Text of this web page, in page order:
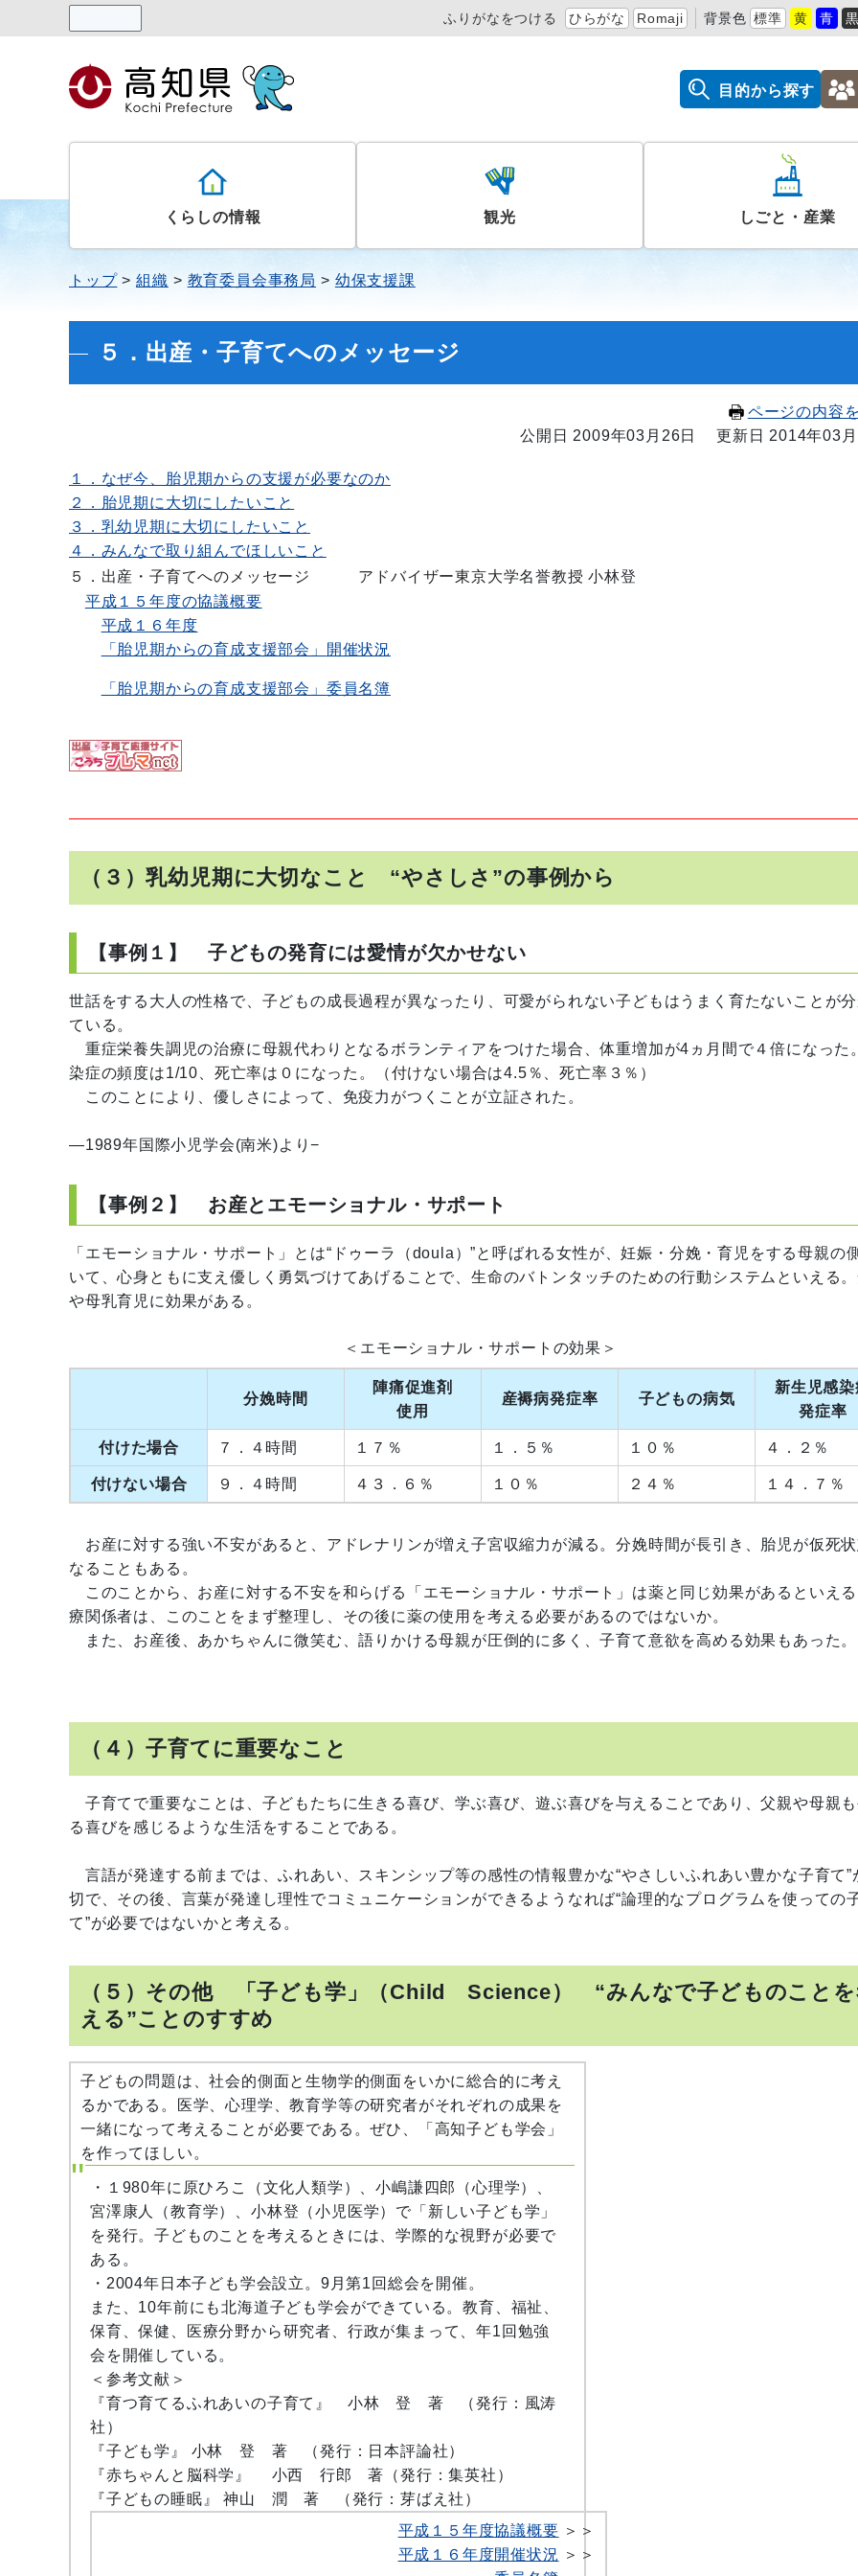
ふりがなをつける ひらがな Romaji 背景色 標準 黄 青 黒
目的から探す
くらしの情報 観光 しごと・産業
トップ 組織 教育委員会事務局 幼保支援課
５．出産・子育てへのメッセージ
ページの内容
公開日 2009年03月26日
更新日 2014年03月
１．なぜ今、胎児期からの支援が必要なのか
２．胎児期に大切にしたいこと
３．乳幼児期に大切にしたいこと
４．みんなで取り組んでほしいこと
５．出産・子育てへのメッセージ アドバイザー東京大学名誉教授 小林登
平成１５年度の協議概要
平成１６年度
「胎児期からの育成支援部会」
開催状況
「胎児期からの育成支援部会」 委員名簿
（３）乳幼児期に大切なこと “やさしさ”の事例から
【事例１】 子どもの発育には愛情が欠かせない
世話をする大人の性格で、子どもの成長過程が異なったり、可愛がられない子どもはうまく育たないことが分
ている。
重症栄養失調児の治療に母親代わりとなるボランティアをつけた場合、体重増加が4ヵ月間で４倍になった
染症の頻度は1/10、死亡率は０になった。（付けない場合は4.5％、死亡率３％）
このことにより、優しさによって、免疫力がつくことが立証された。
―1989年国際小児学会(南米)より−
【事例２】 お産とエモーショナル・サポート
「エモーショナル・サポート」とは“ドゥーラ（doula）”と呼ばれる女性が、妊娠・分娩・育児をする母親の
いて、心身ともに支え優しく勇気づけてあげることで、生命のバトンタッチのための行動システムといえる
や母乳育児に効果がある。
＜エモーショナル・サポートの効果＞
分娩時間
陣痛促進剤
使用
産褥病発症率 子どもの病気
新生児感染
発症率
付けた場合 ７．４時間 １７％ １．５％ １０％ ４．２％
付けない場合 ９．４時間 ４３．６％ １０％ ２４％ １４．７％
お産に対する強い不安があると、アドレナリンが増え子宮収縮力が減る。分娩時間が長引き、胎児が仮死状
なることもある。
このことから、お産に対する不安を和らげる「エモーショナル・サポート」は薬と同じ効果があるといえ
療関係者は、このことをまず整理し、その後に薬の使用を考える必要があるのではないか。
また、お産後、あかちゃんに微笑む、語りかける母親が圧倒的に多く、子育て意欲を高める効果もあった。
（４）子育てに重要なこと
子育てで重要なことは、子どもたちに生きる喜び、学ぶ喜び、遊ぶ喜びを与えることであり、父親や母親も
る喜びを感じるような生活をすることである。
言語が発達する前までは、ふれあい、スキンシップ等の感性の情報豊かな“やさしいふれあい豊かな子育て”
切で、その後、言葉が発達し理性でコミュニケーションができるようなれば“論理的なプログラムを使っての
て”が必要ではないかと考える。
（５）その他 「子ども学」（Child Science） “みんなで子どものことを
える”ことのすすめ
子どもの問題は、社会的側面と生物学的側面をいかに総合的に考え
るかである。医学、心理学、教育学等の研究者がそれぞれの成果を
一緒になって考えることが必要である。ぜひ、「高知子ども学会」
を作ってほしい。
・１980年に原ひろこ（文化人類学）、小嶋謙四郎（心理学）、
宮澤康人（教育学）、小林登（小児医学）で「新しい子ども学」
を発行。子どものことを考えるときには、学際的な視野が必要で
ある。
・2004年日本子ども学会設立。9月第1回総会を開催。
また、10年前にも北海道子ども学会ができている。教育、福祉、
保育、保健、医療分野から研究者、行政が集まって、年1回勉強
会を開催している。
＜参考文献＞
『育つ育てるふれあいの子育て』 小林 登 著 （発行：風涛
社）
『子ども学』 小林 登 著 （発行：日本評論社）
『赤ちゃんと脳科学』 小西 行郎 著（発行：集英社）
『子どもの睡眠』 神山 潤 著 （発行：芽ばえ社）
平成１５年度協議概要 ＞＞
平成１６年度開催状況 ＞＞